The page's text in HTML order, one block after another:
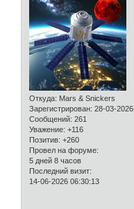
Откуда: Mars & Snickers
Зарегистрирован: 28-03-2026
Сообщений: 261
Уважение: +116
Позитив: +260
Провел на форуме:
5 дней 8 часов
Последний визит:
14-06-2026 06:30:13